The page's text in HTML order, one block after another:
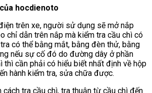
hocdienoto
trên xe, người sử dụng sẽ mở nắp
chỉ dẫn trên nắp mà kiểm tra cầu chì có
có thể bằng mắt, bằng đèn thử, bằng
nếu sự cố đó do đường dây ở phần
thì cần phải có hiểu biết nhất định về hộp
hành kiểm tra, sửa chữa được.
cách tra cầu chì, tra thuận từ cầu chì đến